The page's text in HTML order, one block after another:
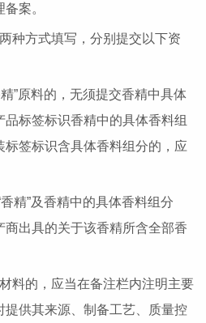
案。
种方式填写，分别提交以下资
”原料的，无须提交香精中具体
标签标识香精中的具体香料组
签标识含具体香料组分的，应
精”及香精中的具体香料组分
出具的关于该香精所含全部香
料的，应当在备注栏内注明主要
供其来源、制备工艺、质量控